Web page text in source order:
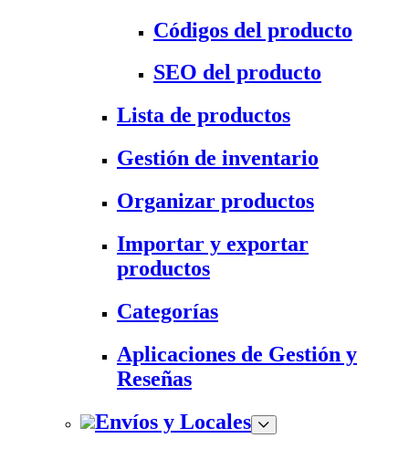
Códigos del producto
SEO del producto
Lista de productos
Gestión de inventario
Organizar productos
Importar y exportar
productos
Categorías
Aplicaciones de Gestión y
Reseñas
Envíos y Locales